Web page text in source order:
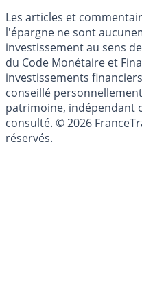
Les articles et
l'épargne ne sont
investissement au sens
du Code Monétaire et
investissements
conseillé
patrimoine, indépendant
consulté. © 2026
réservés.